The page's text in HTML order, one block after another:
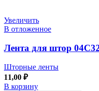
Увеличить
В отложенное
Лента для штор
Шторные ленты
11,00 ₽
В корзину